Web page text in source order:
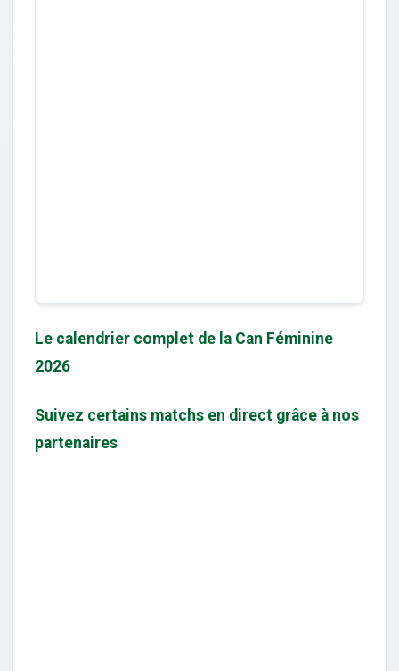
Le calendrier complet de la Can Féminine
2026
Suivez certains matchs en direct grâce à nos
partenaires